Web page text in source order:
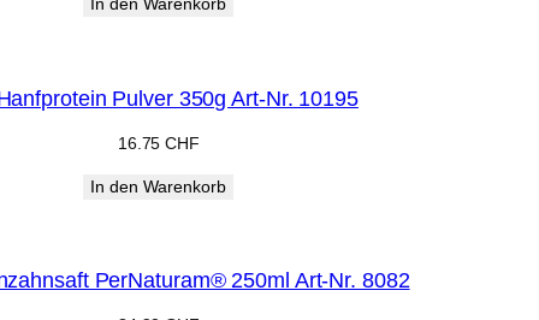
In den Warenkorb
Pulver 350g Art-Nr. 10195
16.75CHF
In den Warenkorb
PerNaturam® 250ml Art-Nr. 8082